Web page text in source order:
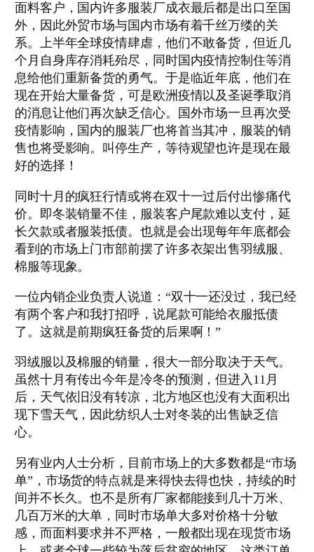
面料客户，国内许多服装厂成衣最后都是出口至国
外，因此外贸市场与国内市场有着千丝万缕的关
系。上半年全球疫情肆虐，他们不敢备货，但近几
个月自身库存消耗殆尽，同时国内疫情控制住等消
息给他们重新备货的勇气。于是临近年底，他们在
现在开始大量备货，可是欧洲疫情以及圣诞季取消
的消息让他们再次缺乏信心。国外市场一旦再次受
疫情影响，国内的服装厂也将首当其冲，服装的销
售也将受影响。叫停生产，等待观望也许是现在最
好的选择！
同时十月的疯狂行情或将在双十一过后付出惨痛代
价。即冬装销量不佳，服装客户尾款难以支付，延
长欠款或者服装抵债。也就是会出现每年年底都会
看到的市场上门市部前摆了许多衣架出售羽绒服、
棉服等现象。
一位内销企业负责人说道：“双十一还没过，我已经
有两个客户和我打招呼，说尾款可能给衣服抵债
了。这就是前期疯狂备货的后果啊！”
羽绒服以及棉服的销量，很大一部分取决于天气。
虽然十月有传出今年是冷冬的预测，但进入11月
后，天气依旧没有转凉，北方地区也没有大面积出
现下雪天气，因此纺织人士对冬装的出售缺乏信
心。
另有业内人士分析，目前市场上的大多数都是“市场
单”，市场货的特点就是来得快去得也快，持续的时
间并不长久。也不是所有厂家都能接到几十万米、
几百万米的大单，同时市场单大多对价格十分敏
感，而面料要求并不严格，一般都出现在现货市场